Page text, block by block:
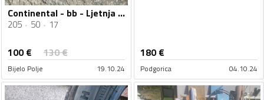
Continental - bb - Ljetnja guma
205 50 17
100€ 130€
Bijelo Polje 19.10.24
180€
Podgorica 04.10.24